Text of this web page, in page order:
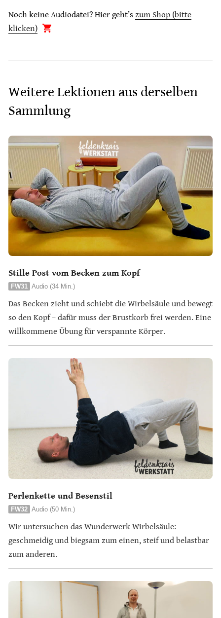
Noch keine Audiodatei? Hier geht’s zum Shop (bitte
klicken)
Weitere Lektionen aus derselben
Sammlung
Stille Post vom Becken zum Kopf
FW31 Audio (34 Min.)
Das Becken zieht und schiebt die Wirbelsäule und bewegt
so den Kopf – dafür muss der Brustkorb frei werden. Eine
willkommene Übung für verspannte Körper.
Perlenkette und Besenstil
FW32 Audio (50 Min.)
Wir untersuchen das Wunderwerk Wirbelsäule:
geschmeidig und biegsam zum einen, steif und belastbar
zum anderen.